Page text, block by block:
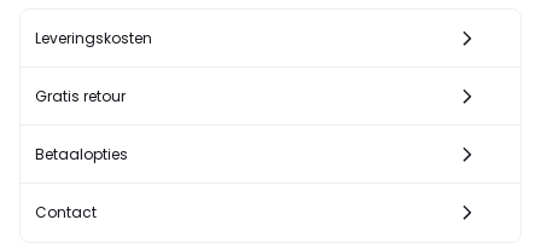
Leveringskosten
Gratis retour
Betaalopties
Contact